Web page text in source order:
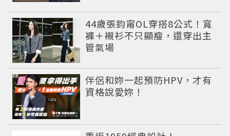
44歲張鈞甯OL穿搭8公式！寬
褲＋襯衫不只顯瘦，還穿出主
管氣場
伴侶和妳一起預防HPV，才有
資格說愛妳！
PR